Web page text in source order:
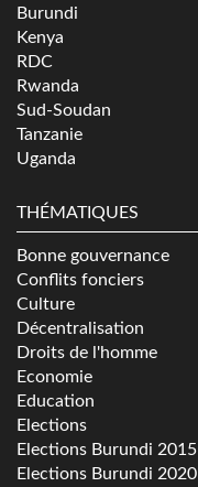
Burundi
Kenya
RDC
Rwanda
Sud-Soudan
Tanzanie
Uganda
THÉMATIQUES
Bonne gouvernance
Conflits fonciers
Culture
Décentralisation
Droits de l'homme
Economie
Education
Elections
Elections Burundi 2015
Elections Burundi 2020